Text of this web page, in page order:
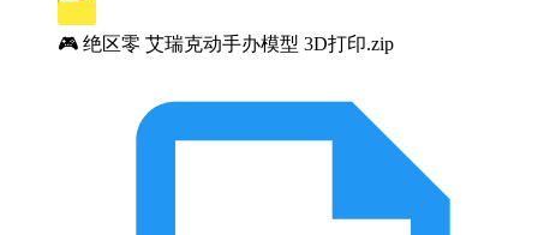
🎮 绝区零 艾瑞克动手办模型 3D打印.zip